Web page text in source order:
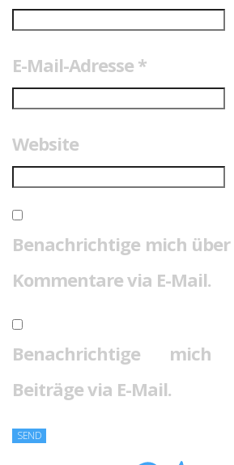
E-Mail-Adresse *
Website
Benachrichtige mich
Kommentare via E-Mail.
Benachrichtige
Beiträge via E-Mail.